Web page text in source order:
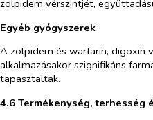
zolpidem vérszintjét,
Egyéb gyógyszerek
A zolpidem és warfarin, digoxin
alkalmazásakor szignifikáns
tapasztaltak.
4.6 Termékenység, terhesség